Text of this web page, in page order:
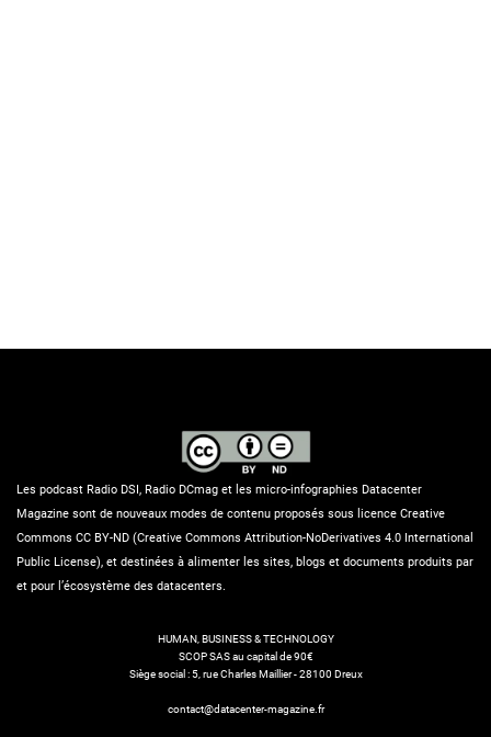
Les podcast Radio DSI, Radio DCmag et les micro-infographies Datacenter
Magazine sont de nouveaux modes de contenu proposés sous licence Creative
Commons CC BY-ND (Creative Commons Attribution-NoDerivatives 4.0 International
Public License), et destinées à alimenter les sites, blogs et documents produits par
et pour l’écosystème des datacenters.
HUMAN, BUSINESS & TECHNOLOGY
SCOP SAS au capital de 90€
Siège social : 5, rue Charles Maillier - 28100 Dreux
contact@datacenter-magazine.fr